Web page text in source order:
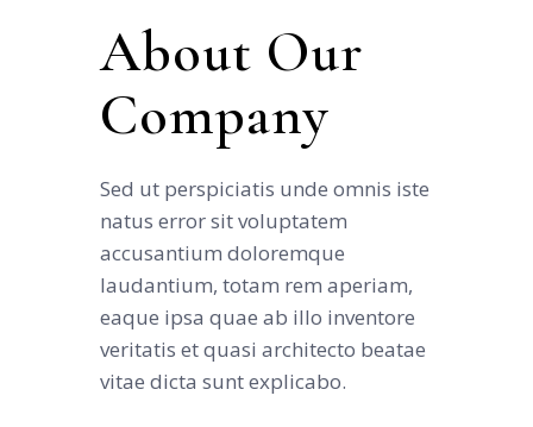
About Our
Company
Sed ut perspiciatis unde omnis iste
natus error sit voluptatem
accusantium doloremque
laudantium, totam rem aperiam,
eaque ipsa quae ab illo inventore
veritatis et quasi architecto beatae
vitae dicta sunt explicabo.